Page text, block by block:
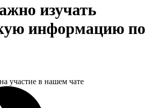
изучать
информацию по
участие в нашем чате